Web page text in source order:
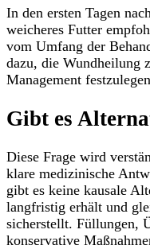
In den ersten Tagen
weicheres Futter
vom Umfang der
dazu, die Wundheilung
Management
Gibt es
Diese Frage wird
klare medizinische
gibt es keine kausale
langfristig erhält und
sicherstellt. Füllungen,
konservative